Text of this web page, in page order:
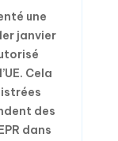
une
janvier
Cela
des
dans